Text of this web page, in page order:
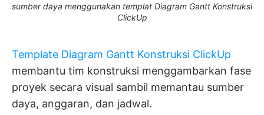
sumber daya menggunakan templat Diagram Gantt Konstruksi
ClickUp
Template Diagram Gantt Konstruksi ClickUp
membantu tim konstruksi menggambarkan fase
proyek secara visual sambil memantau sumber
daya, anggaran, dan jadwal.